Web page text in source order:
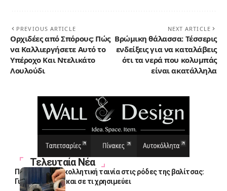
PREVIOUS ARTICLE
Ορχιδέες από Σπόρους: Πώς
να Καλλιεργήσετε Αυτό το
Υπέροχο Και Ντελικάτο
Λουλούδι
NEXT ARTICLE
Βρώμικη θάλασσα: Τέσσερις
ενδείξεις για να καταλάβεις
ότι τα νερά που κολυμπάς
είναι ακατάλληλα
Τελευταία Νέα
Πολλοί βάζουν κολλητική ταινία στις ρόδες της βαλίτσας:
Γιατί το κάνουν και σε τι χρησιμεύει